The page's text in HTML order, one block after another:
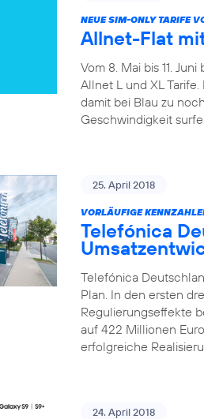
NEUE SIM-ONLY TARIFE
Allnet-Flat
Vom 8. Mai bis 11.
Allnet L und XL
damit bei Blau zu
Geschwindigkeit
25. April 2018
VORLÄUFIGE
Telefónica
Telefónica
Plan. In den ersten
Regulierungseffekte
auf 422 Millionen
erfolgreiche
24. April 2018